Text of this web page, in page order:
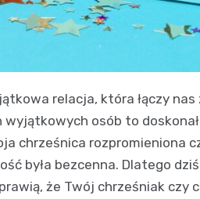
relacja, która łączy
wyjątkowych osób to
chrześnica rozpromieniona
była bezcenna. Dlatego
że Twój chrześniak